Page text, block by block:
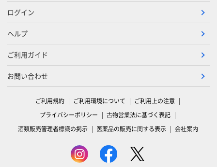
ログイン
ヘルプ
ご利用ガイド
お問い合わせ
ご利用規約 ご利用環境について
ご利用上の注意
プライバシーポリシー
古物営業法に基づく表記
酒類販売管理者標識の掲示
医薬品の販売に関する表示 会社案内